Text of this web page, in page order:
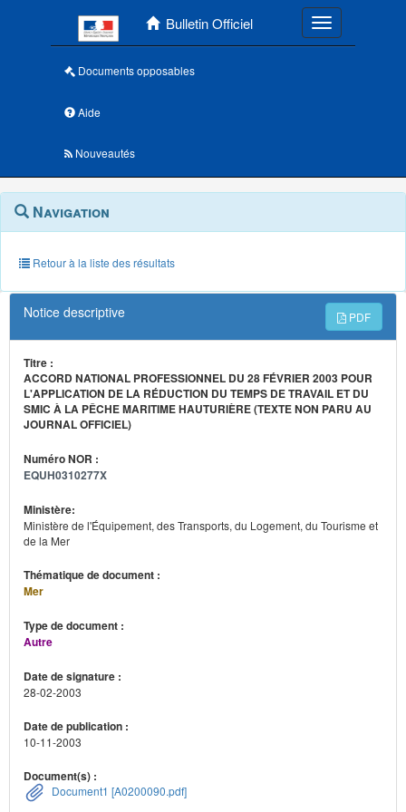
Bulletin Officiel Toggle
Documents opposables
Aide
Nouveautés
Navigation
outils
annexes
Menu
contextuel
Navigation
Retour à la liste des résultats
Notice descriptive PDF
Titre :
ACCORD NATIONAL PROFESSIONNEL DU 28 FÉVRIER 2003 POUR
L'APPLICATION DE LA RÉDUCTION DU TEMPS DE TRAVAIL ET DU
SMIC À LA PÊCHE MARITIME HAUTURIÈRE (TEXTE NON PARU AU
JOURNAL OFFICIEL)
Numéro NOR :
EQUH0310277X
Ministère:
Ministère de l'Équipement, des Transports, du Logement, du Tourisme et
de la Mer
Thématique de document :
Mer
Type de document :
Autre
Date de signature :
28-02-2003
Date de publication :
10-11-2003
Document(s) :
Document1 [A0200090.pdf]